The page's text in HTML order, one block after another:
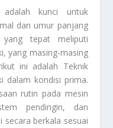
kunci untuk
dan umur panjang
tepat meliputi
yang masing-masing
ini adalah Teknik
dalam kondisi prima.
rutin pada mesin
pendingin, dan
secara berkala sesuai